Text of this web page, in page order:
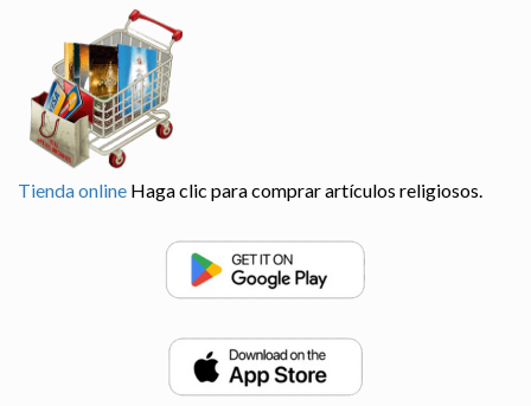
Tienda online Haga clic para comprar artículos religiosos.